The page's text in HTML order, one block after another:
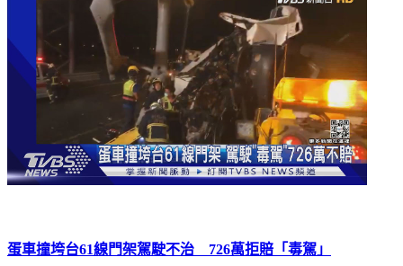
蛋車撞垮台61線門架駕駛不治 726萬拒賠「毒駕」